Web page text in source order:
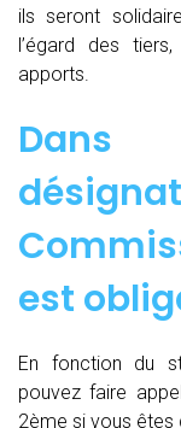
ils seront
l’égard des
apports.
est
En fonction du
pouvez faire
2ème si vous êtes